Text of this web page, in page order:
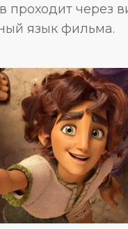
проходит через
язык фильма.